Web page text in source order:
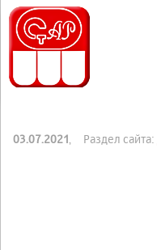
03.07.2021 , Раздел сайта: